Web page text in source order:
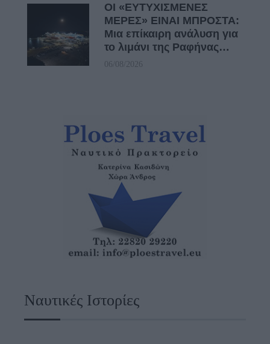
ΟΙ «ΕΥΤΥΧΙΣΜΕΝΕΣ
ΜΕΡΕΣ» ΕΙΝΑΙ ΜΠΡΟΣΤΑ:
Μια επίκαιρη ανάλυση για
το λιμάνι της Ραφήνας…
06/08/2026
Ναυτικές Ιστορίες